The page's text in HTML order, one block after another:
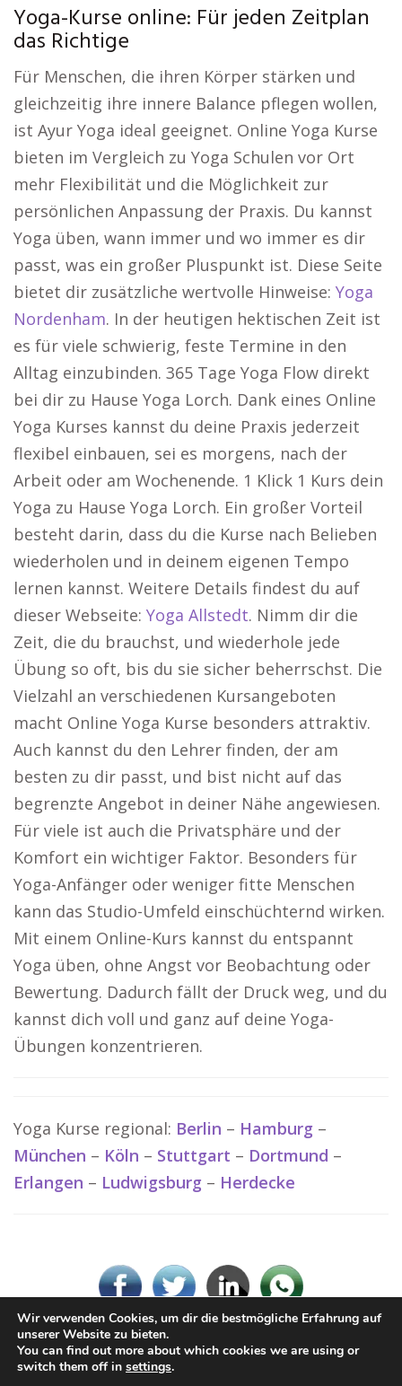
Yoga-Kurse online: Für jeden Zeitplan
das Richtige
Für Menschen, die ihren Körper stärken und
gleichzeitig ihre innere Balance pflegen wollen,
ist Ayur Yoga ideal geeignet. Online Yoga Kurse
bieten im Vergleich zu Yoga Schulen vor Ort
mehr Flexibilität und die Möglichkeit zur
persönlichen Anpassung der Praxis. Du kannst
Yoga üben, wann immer und wo immer es dir
passt, was ein großer Pluspunkt ist. Diese Seite
bietet dir zusätzliche wertvolle Hinweise: Yoga
Nordenham. In der heutigen hektischen Zeit ist
es für viele schwierig, feste Termine in den
Alltag einzubinden. 365 Tage Yoga Flow direkt
bei dir zu Hause Yoga Lorch. Dank eines Online
Yoga Kurses kannst du deine Praxis jederzeit
flexibel einbauen, sei es morgens, nach der
Arbeit oder am Wochenende. 1 Klick 1 Kurs dein
Yoga zu Hause Yoga Lorch. Ein großer Vorteil
besteht darin, dass du die Kurse nach Belieben
wiederholen und in deinem eigenen Tempo
lernen kannst. Weitere Details findest du auf
dieser Webseite: Yoga Allstedt. Nimm dir die
Zeit, die du brauchst, und wiederhole jede
Übung so oft, bis du sie sicher beherrschst. Die
Vielzahl an verschiedenen Kursangeboten
macht Online Yoga Kurse besonders attraktiv.
Auch kannst du den Lehrer finden, der am
besten zu dir passt, und bist nicht auf das
begrenzte Angebot in deiner Nähe angewiesen.
Für viele ist auch die Privatsphäre und der
Komfort ein wichtiger Faktor. Besonders für
Yoga-Anfänger oder weniger fitte Menschen
kann das Studio-Umfeld einschüchternd wirken.
Mit einem Online-Kurs kannst du entspannt
Yoga üben, ohne Angst vor Beobachtung oder
Bewertung. Dadurch fällt der Druck weg, und du
kannst dich voll und ganz auf deine Yoga-
Übungen konzentrieren.
Yoga Kurse regional: Berlin – Hamburg –
München – Köln – Stuttgart – Dortmund –
Erlangen – Ludwigsburg – Herdecke
© www-Yoga.de
Wir verwenden Cookies, um dir die bestmögliche Erfahrung auf
unserer Website zu bieten.
You can find out more about which cookies we are using or
switch them off in settings.